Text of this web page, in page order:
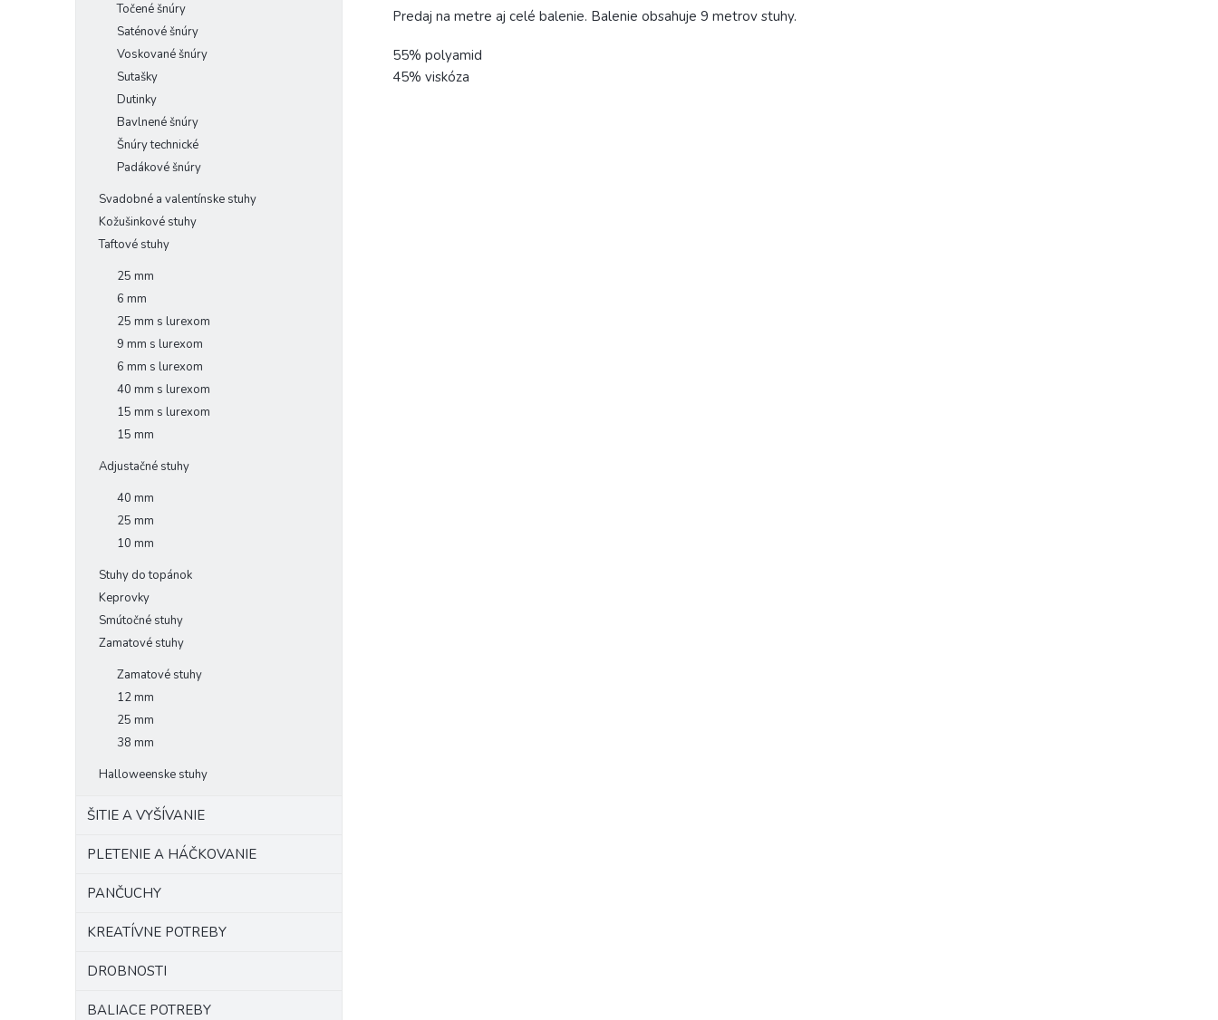
Točené šnúry
Saténové šnúry
Voskované šnúry
Sutašky
Dutinky
Bavlnené šnúry
Šnúry technické
Padákové šnúry
Svadobné a valentínske stuhy
Kožušinkové stuhy
Taftové stuhy
25 mm
6 mm
25 mm s lurexom
9 mm s lurexom
6 mm s lurexom
40 mm s lurexom
15 mm s lurexom
15 mm
Adjustačné stuhy
40 mm
25 mm
10 mm
Stuhy do topánok
Keprovky
Smútočné stuhy
Zamatové stuhy
Zamatové stuhy
12 mm
25 mm
38 mm
Halloweenske stuhy
ŠITIE A VYŠÍVANIE
PLETENIE A HÁČKOVANIE
PANČUCHY
KREATÍVNE POTREBY
DROBNOSTI
BALIACE POTREBY
Predaj na metre aj celé balenie. Balenie obsahuje 9 metrov stuhy.
55% polyamid
45% viskóza